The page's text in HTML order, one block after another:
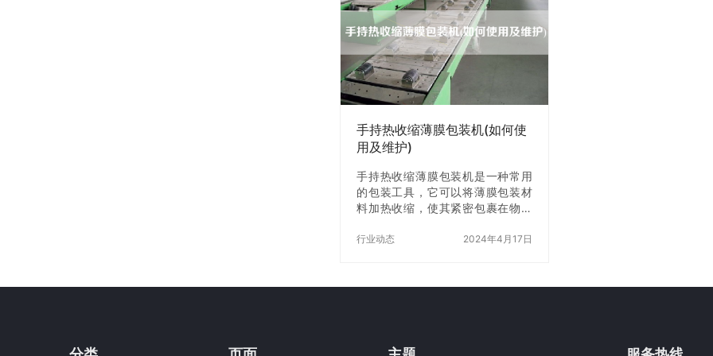
因素之一，不同规格的装盒机所需
的生产成本、工艺难度、技术含量
等方面都不同，因此价格也会有所
不同。一般来说，规格越大、功能
越强大的制药装盒机价格也会越
高。 二、品牌影响 品牌对于制药装
盒机价格的影响非常大，知名品牌
手持热收缩薄膜包装机(如何使
用及维护)
手持热收缩薄膜包装机是一种常用
的包装工具，它可以将薄膜包装材
料加热收缩，使其紧密包裹在物品
文将介绍手持热收缩薄膜包装机的
持热收缩薄膜包装机、薄膜包装材
放在平整的表面上，用薄膜包装材
行业动态 2024年4月17日